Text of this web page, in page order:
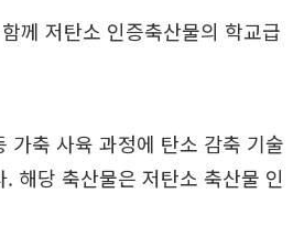
께 저탄소 인증축산물의 학교급
가축 사육 과정에 탄소 감축 기술
해당 축산물은 저탄소 축산물 인